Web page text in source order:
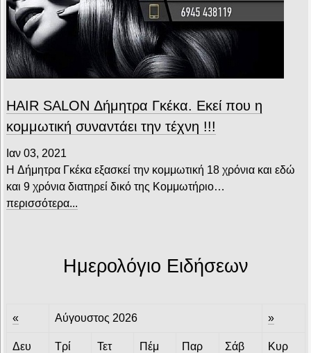
HAIR SALON Δήμητρα Γκέκα. Εκεί που η
κομμωτική συναντάει την τέχνη !!!
Ιαν 03, 2021
H Δήμητρα Γκέκα εξασκεί την κομμωτική 18 χρόνια και εδώ
και 9 χρόνια διατηρεί δικό της Κομμωτήριο…
περισσότερα...
Ημερολόγιο Ειδήσεων
« Αύγουστος 2026 »
Δευ Τρί Τετ Πέμ Παρ Σάβ Κυρ